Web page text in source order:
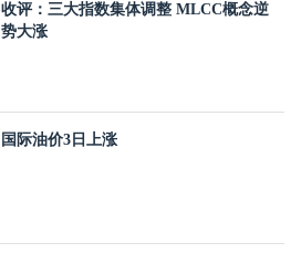
收评：三大指数集体调整 MLCC概念逆
势大涨
国际油价3日上涨